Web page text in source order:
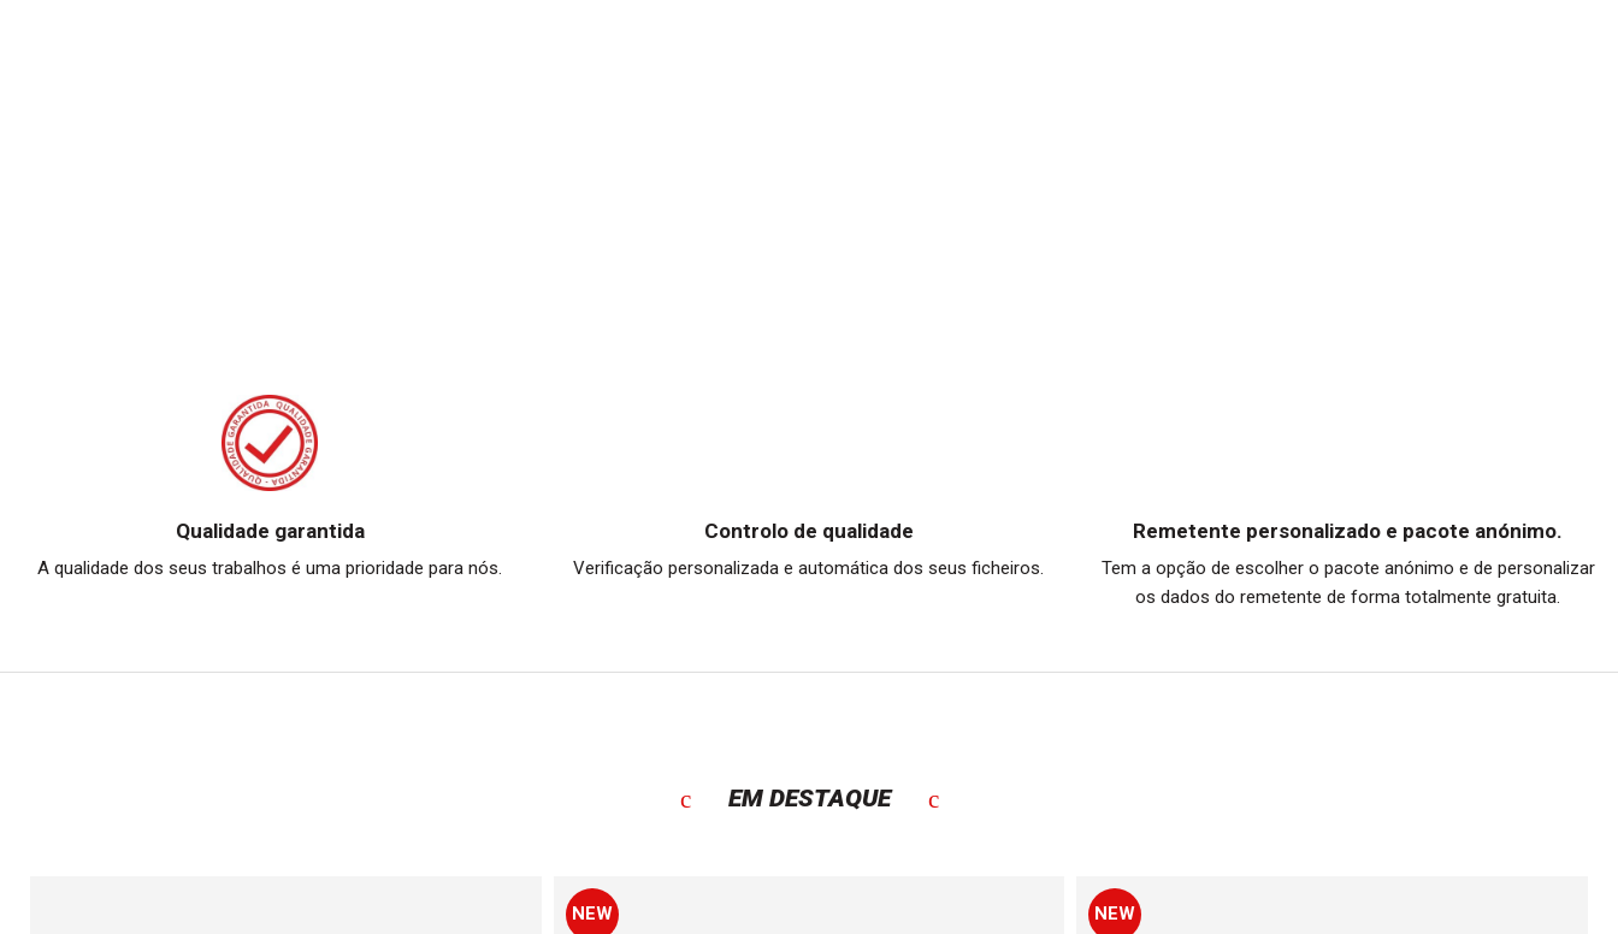
Qualidade garantida
A qualidade dos seus trabalhos é uma prioridade para nós.
Controlo de qualidade
Verificação personalizada e automática dos seus ficheiros.
Remetente personalizado e pacote anónimo.
Tem a opção de escolher o pacote anónimo e de personalizar
os dados do remetente de forma totalmente gratuita.
EM DESTAQUE
NEW NEW